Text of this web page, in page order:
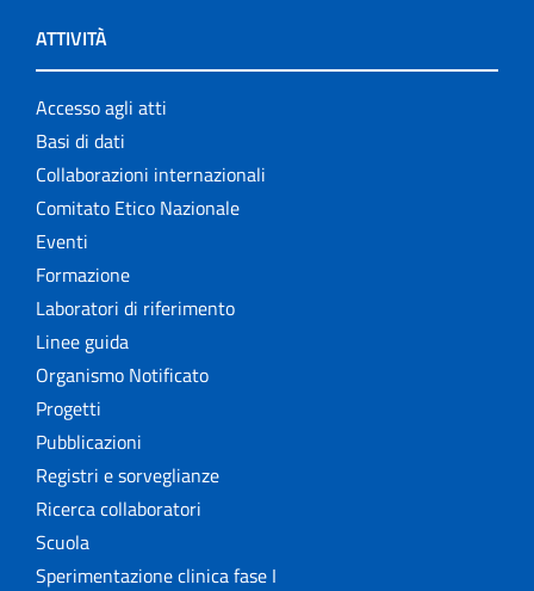
ATTIVITÀ
Accesso agli atti
Basi di dati
Collaborazioni internazionali
Comitato Etico Nazionale
Eventi
Formazione
Laboratori di riferimento
Linee guida
Organismo Notificato
Progetti
Pubblicazioni
Registri e sorveglianze
Ricerca collaboratori
Scuola
Sperimentazione clinica fase I